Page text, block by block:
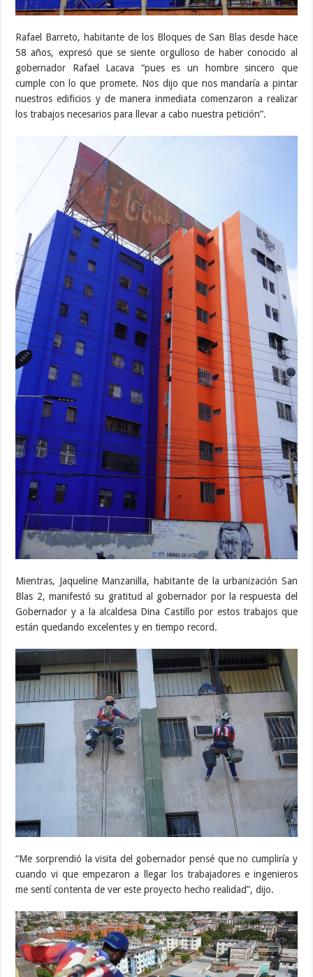
Rafael Barreto, habitante de los Bloques de San Blas desde hace
58 años, expresó que se siente orgulloso de haber conocido al
gobernador Rafael Lacava “pues es un hombre sincero que
cumple con lo que promete. Nos dijo que nos mandaría a pintar
nuestros edificios y de manera inmediata comenzaron a realizar
los trabajos necesarios para llevar a cabo nuestra petición”.
Mientras, Jaqueline Manzanilla, habitante de la urbanización San
Blas 2, manifestó su gratitud al gobernador por la respuesta del
Gobernador y a la alcaldesa Dina Castillo por estos trabajos que
están quedando excelentes y en tiempo record.
“Me sorprendió la visita del gobernador pensé que no cumpliría y
cuando vi que empezaron a llegar los trabajadores e ingenieros
me sentí contenta de ver este proyecto hecho realidad”, dijo.